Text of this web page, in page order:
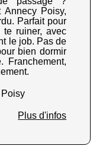
Annecy Poisy,
Parfait pour
te ruiner, avec
le job. Pas de
bien dormir
Franchement,
Plus d'infos